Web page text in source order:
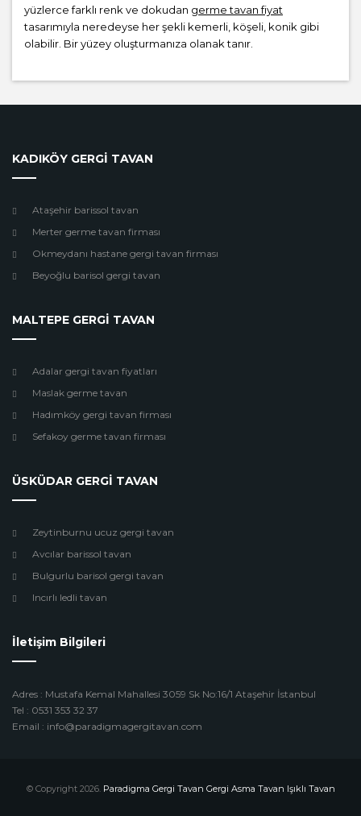
yüzlerce farklı renk ve dokudan germe tavan fiyat
tasarımıyla neredeyse her şekli kemerli, köşeli, konik gibi
olabilir. Bir yüzey oluşturmanıza olanak tanır.
KADIKÖY GERGİ TAVAN
Ataşehir barissol tavan
Merter germe tavan firması
Okmeydanı hastane gergi tavan firması
Beyoğlu barisol gergi tavan
MALTEPE GERGİ TAVAN
Adalar gergi tavan fiyatları
Maslak germe tavan
Hadımköy gergi tavan firması
Sefakoy germe tavan firması
ÜSKÜDAR GERGİ TAVAN
Zeytinburnu ucuz gergi tavan
Avcılar barissol tavan
Bulgurlu barisol gergi tavan
Incırlı ledli tavan
İletişim Bilgileri
Adres : Mustafa Kemal Mahallesi 3059 Sk No:16/1 Ataşehir İstanbul
Tel : 0531 353 32 37
Email : info@paradigmagergitavan.com
© Copyright 2026. Paradigma Gergi Tavan Gergi Asma Tavan Işıklı Tavan